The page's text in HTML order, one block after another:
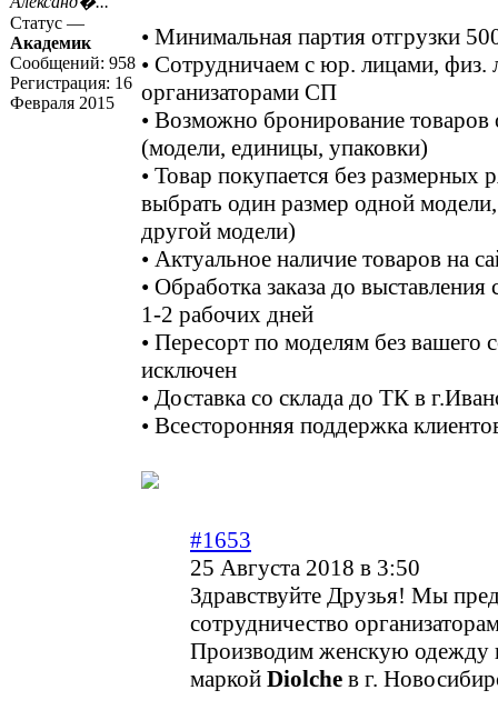
Статус —
Академик
Сообщений: 958
Регистрация: 16
Февраля 2015
• Минимальная партия отгрузки
• Сотрудничаем с юр. лицами, физ.
организаторами СП
• Возможно бронирование
(модели, единицы, упаковки)
• Товар покупается без размерных
выбрать один размер одной
другой модели)
• Актуальное наличие товаров на
• Обработка заказа до выставления
1-2 рабочих дней
• Пересорт по моделям без вашего
исключен
• Доставка со склада до ТК в
• Всесторонняя поддержка
#1653
25 Августа 2018 в 3:50
Здравствуйте Друзья! Мы
сотрудничество
Производим женскую одежду
маркой Diolche в г.